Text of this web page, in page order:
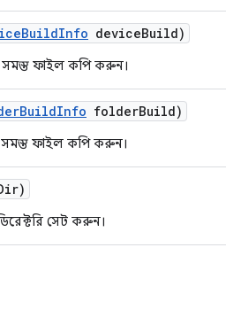
BuildInfo deviceBuild)
সমস্ত ফাইল কপি করুন।
BuildInfo folderBuild)
ফাইল কপি করুন।
সেট করুন।